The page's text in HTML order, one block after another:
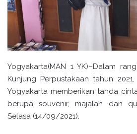
Yogyakarta(MAN 1 YK)–Dalam
Kunjung Perpustakaan tahun
Yogyakarta memberikan tanda
berupa souvenir, majalah dan
Selasa (14/09/2021).